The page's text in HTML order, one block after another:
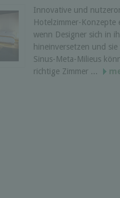
Innovative und
Hotelzimmer-Konzepte
wenn Designer sich in
hineinversetzen und
Sinus-Meta-Milieus
richtige Zimmer ...